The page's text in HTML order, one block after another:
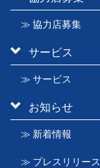
≫ 協力店募集
サービス
≫ サービス
お知らせ
≫ 新着情報
≫ プレスリリース